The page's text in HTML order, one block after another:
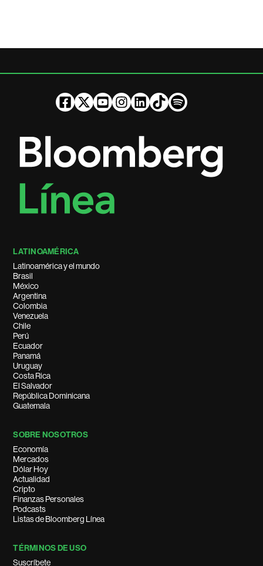
LATINOAMÉRICA
Latinoamérica y el mundo
Brasil
México
Argentina
Colombia
Venezuela
Chile
Perú
Ecuador
Panamá
Uruguay
Costa Rica
El Salvador
República Dominicana
Guatemala
SOBRE NOSOTROS
Economía
Mercados
Dólar Hoy
Actualidad
Cripto
Finanzas Personales
Podcasts
Listas de Bloomberg Línea
TÉRMINOS DE USO
Suscríbete